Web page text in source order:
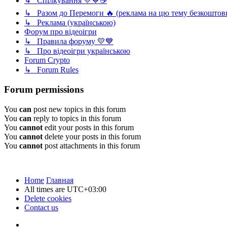
↳ Разом до Перемоги 🔥 (реклама на цю тему
↳ Реклама (українською)
Форум про відеоігри
↳ Правила форуму 💛💙
↳ Про відеоігри українською
Forum Crypto
↳ Forum Rules
Forum permissions
You can post new topics in this forum
You can reply to topics in this forum
You cannot edit your posts in this forum
You cannot delete your posts in this forum
You cannot post attachments in this forum
Home Главная
All times are UTC+03:00
Delete cookies
Contact us